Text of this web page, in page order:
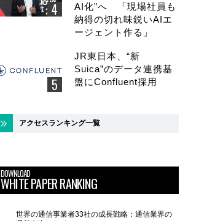
AI化”へ 「現場社員も
納得の切れ味鋭いAIエ
ージェント作る」
JR東日本、“新
Suica”のデータ連携基
盤にConfluent採用
アクセスランキング一覧
DOWNLOAD
WHITE PAPER RANKING
世界の通信事業者33社の成長戦略：通信業界の